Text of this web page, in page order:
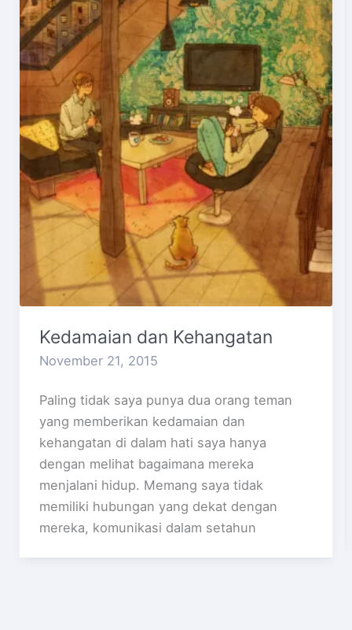
Kedamaian dan Kehangatan
November 21, 2015
Paling tidak saya punya dua orang teman
yang memberikan kedamaian dan
kehangatan di dalam hati saya hanya
dengan melihat bagaimana mereka
menjalani hidup. Memang saya tidak
memiliki hubungan yang dekat dengan
mereka, komunikasi dalam setahun